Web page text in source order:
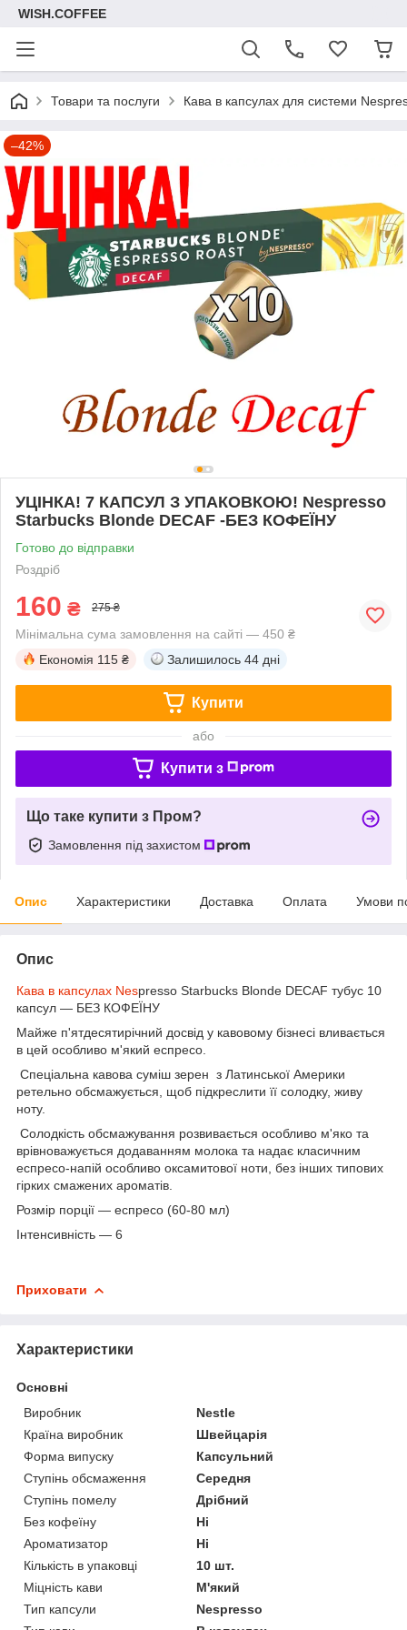
WISH.COFFEE
Товари та послуги Кава в капсулах для системи
–42%
УЦІНКА! 7 КАПСУЛ З УПАКОВКОЮ! Nespresso
Starbucks Blonde DECAF -БЕЗ КОФЕЇНУ
Готово до відправки
Роздріб
160 ₴ 275 ₴
Мінімальна сума замовлення на сайті — 450 ₴
Економія 115 ₴ Залишилось 44 дні
Купити
або
Купити з
Що таке купити з Пром?
Замовлення під захистом
Опис Характеристики Доставка Оплата Умови
Опис
Кава в капсулах Nespresso Starbucks Blonde DECAF тубус 10
капсул — БЕЗ КОФЕЇНУ
Майже п'ятдесятирічний досвід у кавовому бізнесі вливається
в цей особливо м'який еспресо.
Спеціальна кавова суміш зерен з Латинської Америки
ретельно обсмажується, щоб підкреслити її солодку, живу
ноту.
Солодкість обсмажування розвивається особливо м'яко та
врівноважується додаванням молока та надає класичним
еспресо-напій особливо оксамитової ноти, без інших типових
гірких смажених ароматів.
Розмір порції — еспресо (60-80 мл)
Інтенсивність — 6
Приховати
Характеристики
Основні
Виробник
Nestle
Країна виробник
Швейцарія
Форма випуску
Капсульний
Ступінь обсмаження
Середня
Ступінь помелу
Дрібний
Без кофеїну
Ні
Ароматизатор
Ні
Кількість в упаковці
10 шт.
Міцність кави
М'який
Тип капсули
Nespresso